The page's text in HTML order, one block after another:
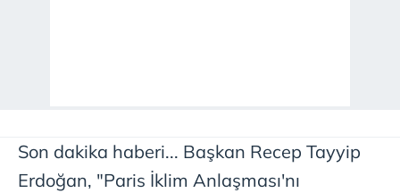
Son dakika haberi... Başkan Recep Tayyip
Erdoğan, "Paris İklim Anlaşması'nı